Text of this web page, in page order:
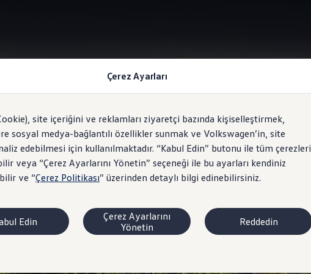
Çerez Ayarları
site içeriğini ve reklamları ziyaretçi bazında kişiselleştirmek,
sosyal medya-bağlantılı özellikler sunmak ve Volkswagen’in, site
edebilmesi için kullanılmaktadır. “Kabul Edin” butonu ile tüm çerezleri
veya “Çerez Ayarlarını Yönetin” seçeneği ile bu ayarları kendiniz
ve “Çerez Politikası” üzerinden detaylı bilgi edinebilirsiniz.
Edin
Çerez Ayarlarını
Yönetin
Reddedin
Sürüş Profil Seçimi "Driving Profile Selection"
belirleyin.